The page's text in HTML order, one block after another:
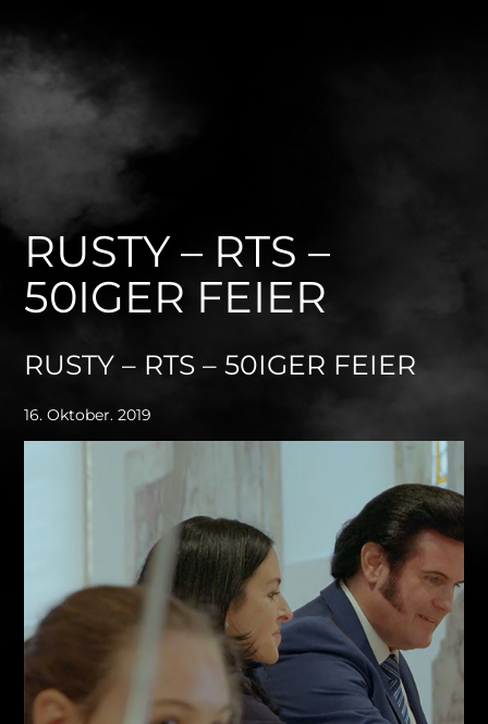
RUSTY – RTS –
50IGER FEIER
RUSTY – RTS – 50IGER FEIER
16. Oktober. 2019